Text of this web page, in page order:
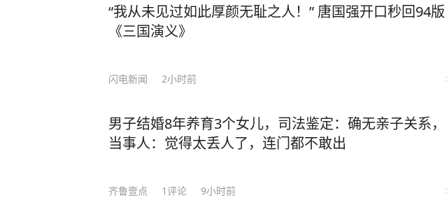
“我从未见过如此厚颜无耻之人！” 唐国强开口秒回94版
《三国演义》
闪电新闻 2小时前
男子结婚8年养育3个女儿，司法鉴定：确无亲子关系，
当事人：觉得太丢人了，连门都不敢出
齐鲁壹点 1评论 9小时前